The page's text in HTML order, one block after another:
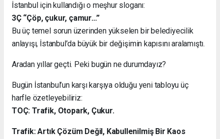
İstanbul için kullandığı o meşhur sloganı:
3Ç “Çöp, çukur, çamur…”
Bu üç temel sorun üzerinden yükselen bir belediyecilik
anlayışı, İstanbul’da büyük bir değişimin kapısını aralamıştı.
Aradan yıllar geçti. Peki bugün ne durumdayız?
Bugün İstanbul’un karşı karşıya olduğu yeni tabloyu üç
harfle özetleyebiliriz:
TOÇ: Trafik, Otopark, Çukur.
Trafik: Artık Çözüm Değil, Kabullenilmiş Bir Kaos